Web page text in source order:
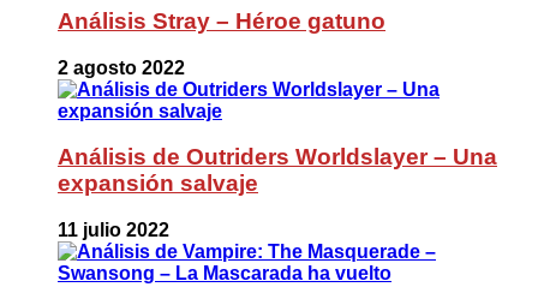
Análisis Stray – Héroe gatuno
2 agosto 2022
Análisis de Outriders Worldslayer – Una
expansión salvaje
11 julio 2022